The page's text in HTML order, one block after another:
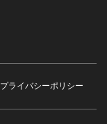
プライバシーポリシー